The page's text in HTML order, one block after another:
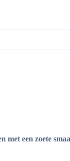
met een zoete